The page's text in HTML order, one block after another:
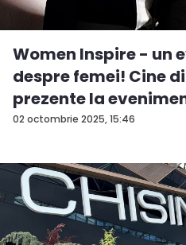
02 octombrie 2025, 15:46
Women Inspire - un
despre femei! Cine
prezente la
fos...